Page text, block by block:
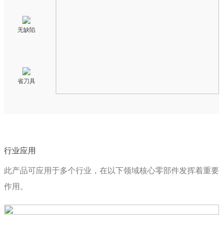
无缺陷
省刀具
行业应用
此产品可应用于多个行业，在以下领域核心零部件发挥着重要
作用。